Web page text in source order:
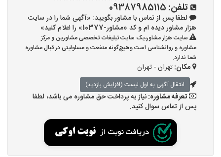
تلفن: 09387985115
لطفا پس از تماس با مشاور بگویید: «آگهی شما را در سایت
هزار مشاور دیده ام و کد «مشاور-10377» را اعلام کنید»
سایت هزار مشاور،یک سایت تبلیغات تخصصی مشاورین و مرکز
مشاوره و روانشناسی است وهیچ‌گونه منفعت و مسئولیتی در قبال مشاوره
شما ندارد.
مکان:تهران - تهران
انتقال آگهی به اول لیست (افزایش بازدید)
تعرفه مشاوره:نیاز به پرداخت حق مشاوره می باشد، لطفا
پس از تماس سوال کنید.